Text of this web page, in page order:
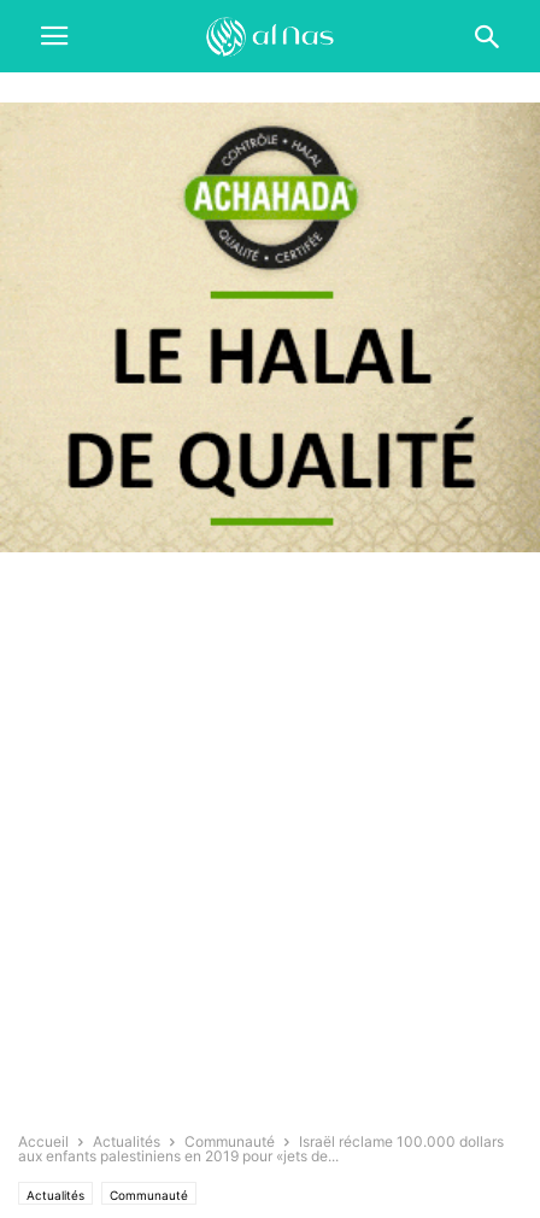
Accueil Actualités Communauté
Israël réclame 100.000 dollars
aux enfants palestiniens en 2019 pour «jets de...
Actualités Communauté